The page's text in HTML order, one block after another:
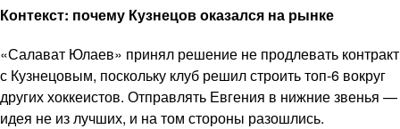
Контекст: почему Кузнецов оказался на рынке
«Салават Юлаев» принял решение не продлевать контракт
с Кузнецовым, поскольку клуб решил строить топ-6 вокруг
других хоккеистов. Отправлять Евгения в нижние звенья —
идея не из лучших, и на том стороны разошлись.